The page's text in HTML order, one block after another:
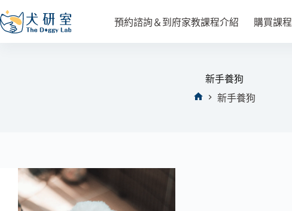
預約諮詢＆到府家教課程介紹 購買課程
新手養狗
新手養狗